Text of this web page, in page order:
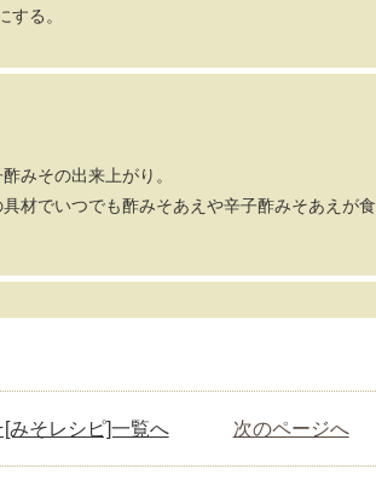
する。
みその出来上がり。
材でいつでも酢みそあえや辛子酢みそあえが食
[みそレシピ]一覧へ 次のページへ